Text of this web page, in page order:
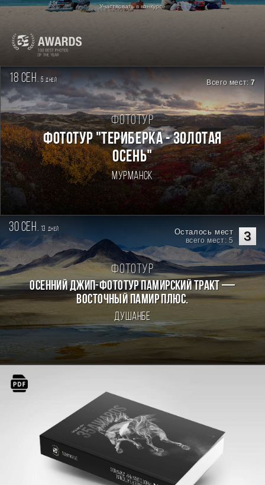
Участвовать в конкурсе
18 сен. 5дней Всего мест:7
Фототур
ФОТОТУР "ТЕРИБЕРКА - ЗОЛОТАЯ
ОСЕНЬ"
Мурманск
30 сен. 13 дней 3
Осталось мест
всего мест: 5
Фототур
Осенний джип-фототур Памирский Тракт —
Восточный Памир плюс.
Душанбе